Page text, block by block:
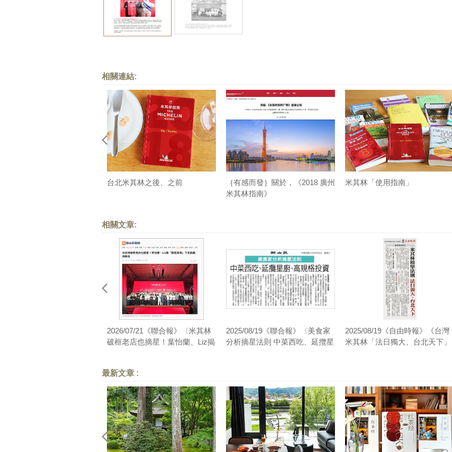
相關連結:
台北米其林之後、之前
｛有感而發｝關於，《2018 廣州
米其林指南》
米其林「使用指南」
相關文章:
2026/07/21《聯合報》〈米其林
破框老店也摘星！葉怡蘭、Liz揭
2025/08/19《聯合報》〈美食家
分析摘星法則 中菜西吃、延攬星
2025/08/19《自由時報》《台灣
米其林「法日獨大、台北天下」
最新文章 :